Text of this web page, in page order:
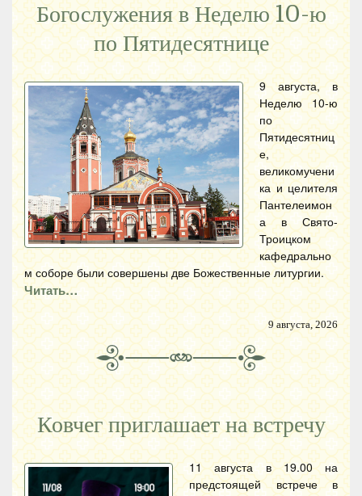
Богослужения в Неделю 10-ю
по Пятидесятнице
9 августа, в
Неделю 10-ю
по
Пятидесятниц
е,
великомучени
ка и целителя
Пантелеимон
а в Свято-
Троицком
кафедрально
м соборе были совершены две Божественные литургии.
Читать…
9 августа, 2026
Ковчег приглашает на встречу
11 августа в 19.00 на
предстоящей встрече в